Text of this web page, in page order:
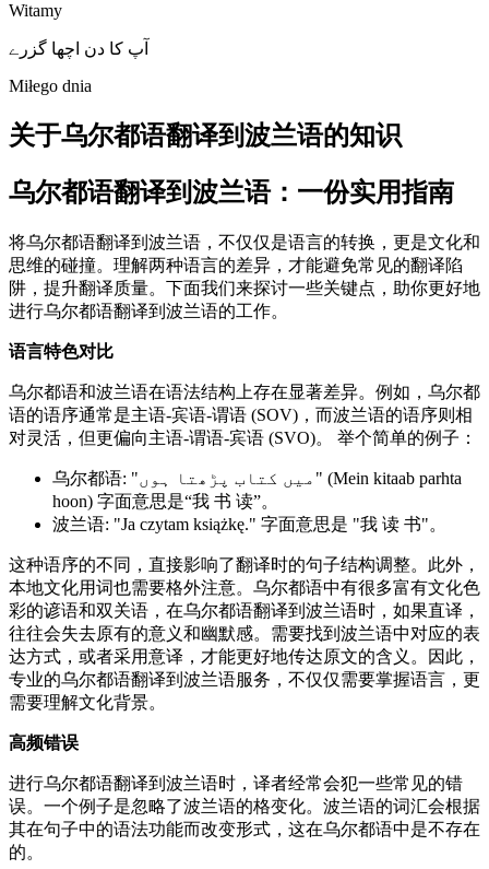
Witamy
آپ کا دن اچھا گزرے
Miłego dnia
关于乌尔都语翻译到波兰语的知识
乌尔都语翻译到波兰语：一份实用指南
将乌尔都语翻译到波兰语，不仅仅是语言的转换，更是文化和
思维的碰撞。理解两种语言的差异，才能避免常见的翻译陷
阱，提升翻译质量。下面我们来探讨一些关键点，助你更好地
进行乌尔都语翻译到波兰语的工作。
语言特色对比
乌尔都语和波兰语在语法结构上存在显著差异。例如，乌尔都
语的语序通常是主语-宾语-谓语 (SOV)，而波兰语的语序则相
对灵活，但更偏向主语-谓语-宾语 (SVO)。 举个简单的例子：
乌尔都语: "میں کتاب پڑھتا ہوں" (Mein kitaab parhta
hoon) 字面意思是“我 书 读”。
波兰语: "Ja czytam książkę." 字面意思是 "我 读 书"。
这种语序的不同，直接影响了翻译时的句子结构调整。此外，
本地文化用词也需要格外注意。乌尔都语中有很多富有文化色
彩的谚语和双关语，在乌尔都语翻译到波兰语时，如果直译，
往往会失去原有的意义和幽默感。需要找到波兰语中对应的表
达方式，或者采用意译，才能更好地传达原文的含义。因此，
专业的乌尔都语翻译到波兰语服务，不仅仅需要掌握语言，更
需要理解文化背景。
高频错误
进行乌尔都语翻译到波兰语时，译者经常会犯一些常见的错
误。一个例子是忽略了波兰语的格变化。波兰语的词汇会根据
其在句子中的语法功能而改变形式，这在乌尔都语中是不存在
的。